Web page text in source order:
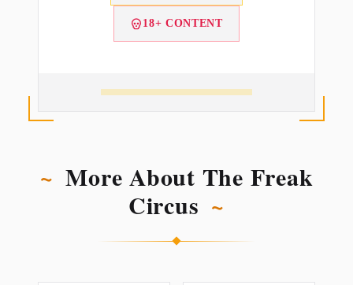
18+ CONTENT
~ More About The Freak
Circus ~